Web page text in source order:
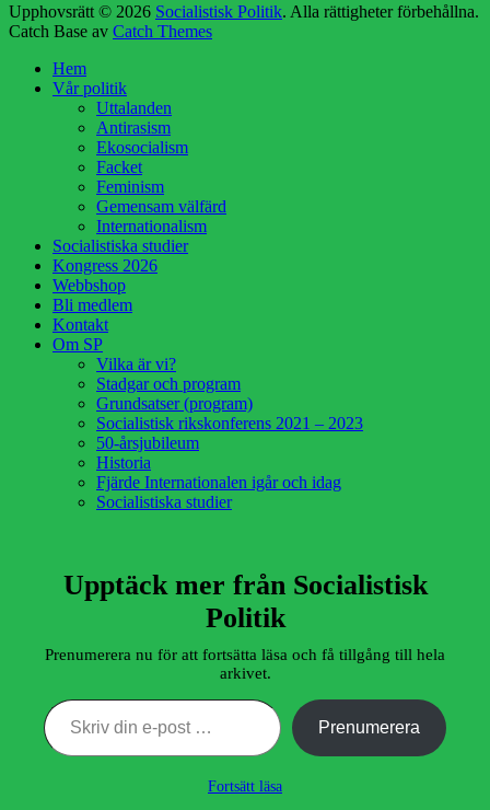
Upphovsrätt © 2026 Socialistisk Politik. Alla rättigheter förbehållna.
Catch Base av Catch Themes
Hem
Vår politik
Uttalanden
Antirasism
Ekosocialism
Facket
Feminism
Gemensam välfärd
Internationalism
Socialistiska studier
Kongress 2026
Webbshop
Bli medlem
Kontakt
Om SP
Vilka är vi?
Stadgar och program
Grundsatser (program)
Socialistisk rikskonferens 2021 – 2023
50-årsjubileum
Historia
Fjärde Internationalen igår och idag
Socialistiska studier
Upptäck mer från Socialistisk
Politik
Prenumerera nu för att fortsätta läsa och få tillgång till hela
arkivet.
Skriv din e-post …
Prenumerera
Fortsätt läsa